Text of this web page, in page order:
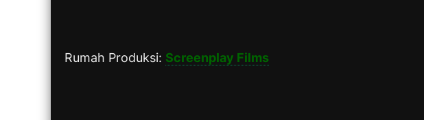
Rumah Produksi: Screenplay Films